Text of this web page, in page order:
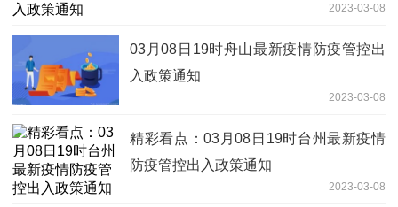
2023-03-08
03月08日19时舟山最新疫情防疫管控出
入政策通知
2023-03-08
精彩看点：03月08日19时台州最新疫情
防疫管控出入政策通知
2023-03-08